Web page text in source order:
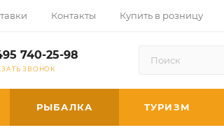
Контакты Купить в розницу
740-25-98
ЗВОНОК
РЫБАЛКА ТУРИЗМ